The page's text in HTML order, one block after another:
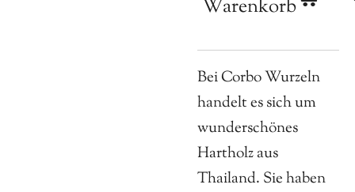
Warenkorb
Bei Corbo Wurzeln
handelt es sich um
wunderschönes
Hartholz aus
Thailand. Sie haben